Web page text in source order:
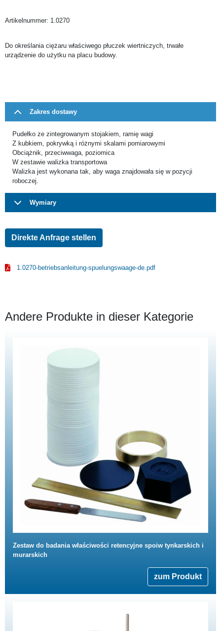
Artikelnummer: 1.0270
Do określania ciężaru właściwego płuczek wiertniczych, trwałe
urządzenie do użytku na placu budowy.
Zakres dostawy
Pudełko ze zintegrowanym stojakiem, ramię wagi
Z kubkiem, pokrywką i różnymi skalami pomiarowymi
Obciążnik, przeciwwaga, poziomica
W zestawie walizka transportowa
Walizka jest wykonana tak, aby waga znajdowała się w pozycji
roboczej.
Wymiary
Direkte Anfrage stellen
1.0270-betriebsanleitung-spuelungswaage-de.pdf
Andere Produkte in dieser Kategorie
Zestaw do badania właściwości retencyjne spoiw tynkarskich i
murarskich
zum Produkt